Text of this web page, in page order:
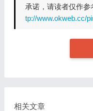
承诺，请读者仅作参
tp://www.okweb.cc/
相关文章